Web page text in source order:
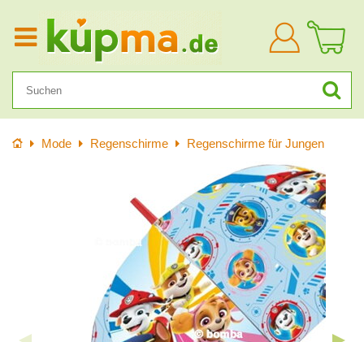
Anmelden
Startseite
Mode Regenschirme Regenschirme für Jungen